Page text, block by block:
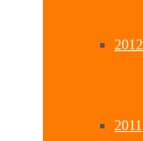
2012
2011